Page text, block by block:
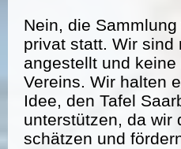
Nein, die
privat statt. Wir sind
angestellt und
Vereins. Wir halten
Idee, den Tafel
unterstützen, da wir
schätzen und